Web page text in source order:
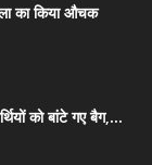
का किया औचक
को बांटे गए बैग,...